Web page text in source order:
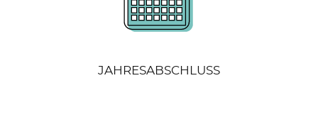
JAHRESABSCHLUSS